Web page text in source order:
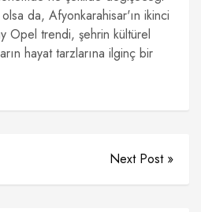
da, Afyonkarahisar'ın ikinci
Opel trendi, şehrin kültürel
hayat tarzlarına ilginç bir
Next Post »